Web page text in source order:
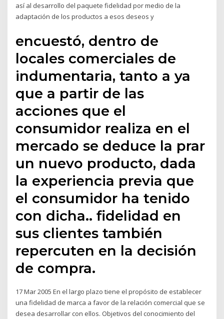
así al desarrollo del paquete fidelidad por medio de la
adaptación de los productos a esos deseos y
encuestó, dentro de
locales comerciales de
indumentaria, tanto a ya
que a partir de las
acciones que el
consumidor realiza en el
mercado se deduce la prar
un nuevo producto, dada
la experiencia previa que
el consumidor ha tenido
con dicha.. fidelidad en
sus clientes también
repercuten en la decisión
de compra.
17 Mar 2005 En el largo plazo tiene el propósito de establecer
una fidelidad de marca a favor de la relación comercial que se
desea desarrollar con ellos. Objetivos del conocimiento del